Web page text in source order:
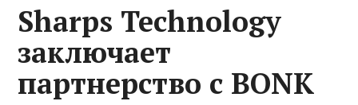
Sharps Technology
заключает
партнерство с BONK